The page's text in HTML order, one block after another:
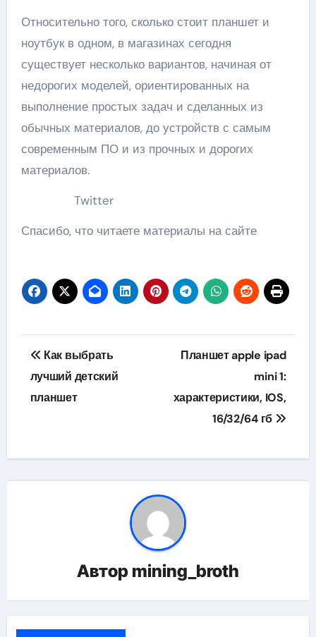
Относительно того, сколько стоит планшет и
ноутбук в одном, в магазинах сегодня
существует несколько вариантов, начиная от
недорогих моделей, ориентированных на
выполнение простых задач и сделанных из
обычных материалов, до устройств с самым
современным ПО и из прочных и дорогих
материалов.
Twitter
Спасибо, что читаете материалы на сайте
Навигация
по
записям
Как выбрать
лучший детский
планшет
Планшет apple ipad
mini 1:
характеристики, IOS,
16/32/64 гб
Автор mining_broth